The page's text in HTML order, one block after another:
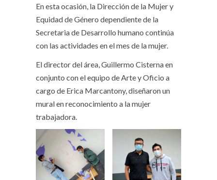
En esta ocasión, la Dirección de la Mujer y
Equidad de Género dependiente de la
Secretaria de Desarrollo humano continúa
con las actividades en el mes de la mujer.
El director del área, Guillermo Cisterna en
conjunto con el equipo de Arte y Oficio a
cargo de Erica Marcantony, diseñaron un
mural en reconocimiento a la mujer
trabajadora.